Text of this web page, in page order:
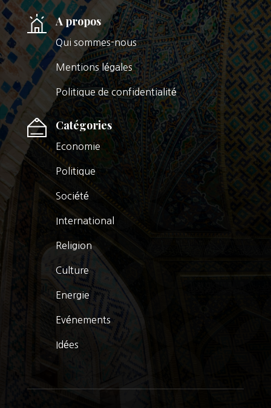
A propos
Qui sommes-nous
Mentions légales
Politique de confidentialité
Catégories
Economie
Politique
Société
International
Religion
Culture
Energie
Evénements
Idées